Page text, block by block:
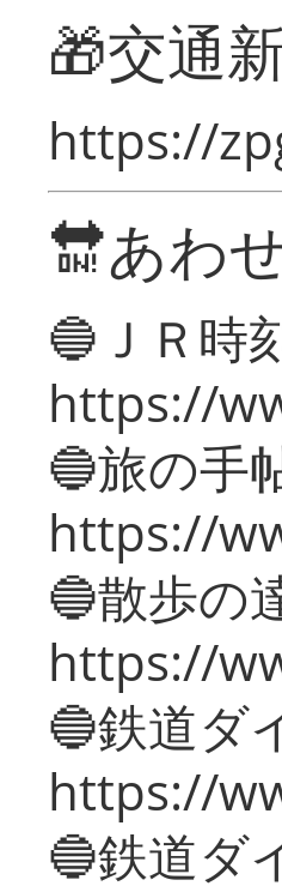
🎁交通
https://
🔛あわ
🔵ＪＲ時
https://
🔵旅の手
https://
🔵散歩の
https://
🔵鉄道ダ
https://
🔵鉄道ダ